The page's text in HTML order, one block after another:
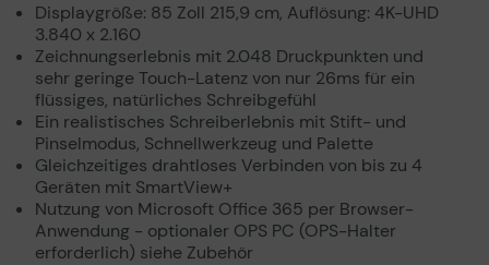
Displaygröße: 85 Zoll 215,9 cm, Auflösung: 4K-UHD
3.840 x 2.160
Zeichnungserlebnis mit 2.048 Druckpunkten und
sehr geringe Touch-Latenz von nur 26ms für ein
flüssiges, natürliches Schreibgefühl
Ein realistisches Schreiberlebnis mit Stift- und
Pinselmodus, Schnellwerkzeug und Palette
Gleichzeitiges drahtloses Verbinden von bis zu 4
Geräten mit SmartView+
Nutzung von Microsoft Office 365 per Browser-
Anwendung - optionaler OPS PC (OPS-Halter
erforderlich) siehe Zubehör